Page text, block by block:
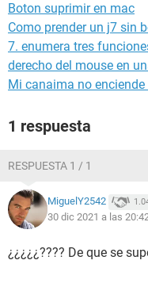
Boton suprimir en mac
Como prender un j7 sin
7. enumera tres
derecho del mouse en
Mi canaima no
1 respuesta
RESPUESTA 1 / 1
MiguelY2542
30 dic 2021 a las
¿¿¿¿¿???? De que se